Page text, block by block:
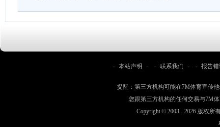
- 本站声明 - - 联系我们 - - 报告
提醒：第三方机构可能在7M体育宣传
您跟第三方机构的任何交易与7M
Copyright © 2003 - 2026 版权所